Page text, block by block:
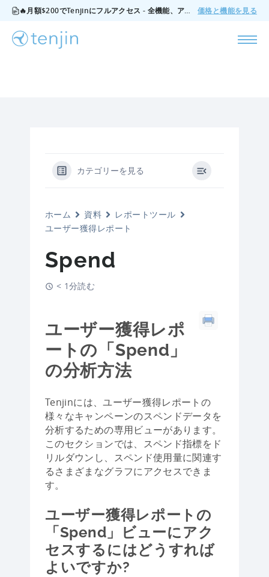
🔥月額$200でTenjinにフルアクセス - 全機能、アドオンなし、いつでもキャンセル可能。 価格と機能を見る
カテゴリーを見る
ホーム 資料
レポートツール
ユーザー獲得レポート
Spend
< 1分読む
ユーザー獲得レポ
ートの「Spend」
の分析方法
Tenjinには、ユーザー獲得レポートの
様々なキャンペーンのスペンドデータを
分析するための専用ビューがあります。
このセクションでは、スペンド指標をド
リルダウンし、スペンド使用量に関連す
るさまざまなグラフにアクセスできま
す。
ユーザー獲得レポートの
「Spend」ビューにアク
セスするにはどうすれば
よいですか?